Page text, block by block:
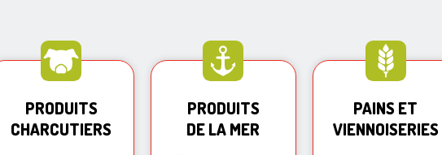
PRODUITS
CHARCUTIERS
PRODUITS
DE LA MER
PAINS ET
VIENNOISERIES